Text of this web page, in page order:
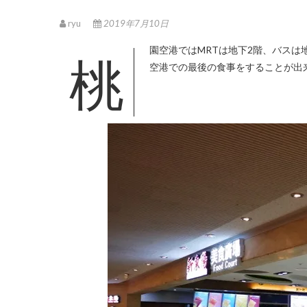
ryu 2019年7月10日
桃園空港ではMRTは地下2階、バスは地上に到着します。その間の地下1階のフロアにはフードコートがあり、 空港での最後の食事をすることが出